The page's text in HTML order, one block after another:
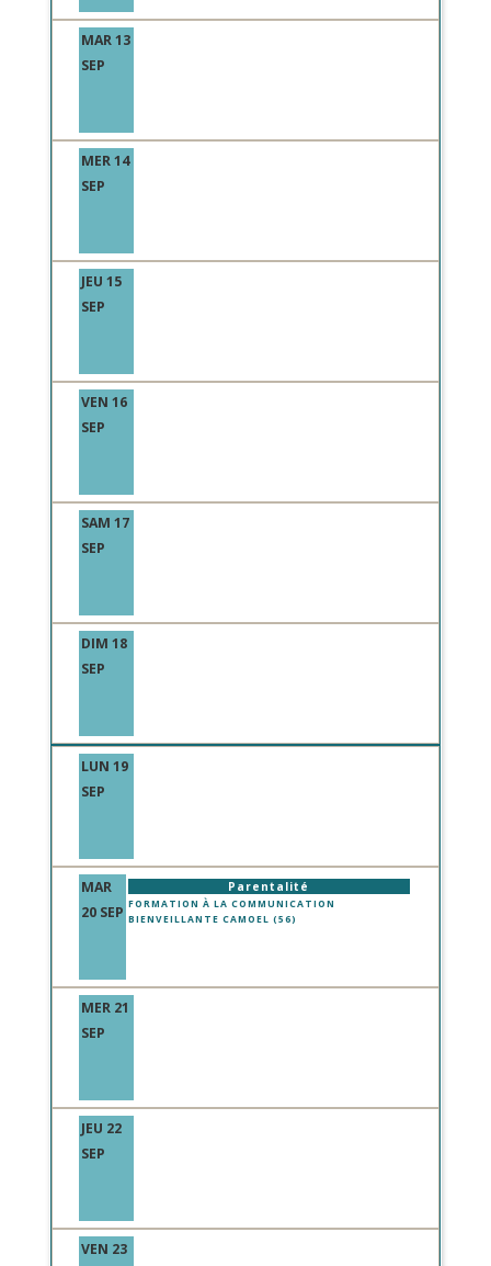
MAR 13
SEP
MER 14
SEP
JEU 15
SEP
VEN 16
SEP
SAM 17
SEP
DIM 18
SEP
LUN 19
SEP
MAR
20 SEP
Parentalité
FORMATION À LA COMMUNICATION
BIENVEILLANTE CAMOEL (56)
MER 21
SEP
JEU 22
SEP
VEN 23